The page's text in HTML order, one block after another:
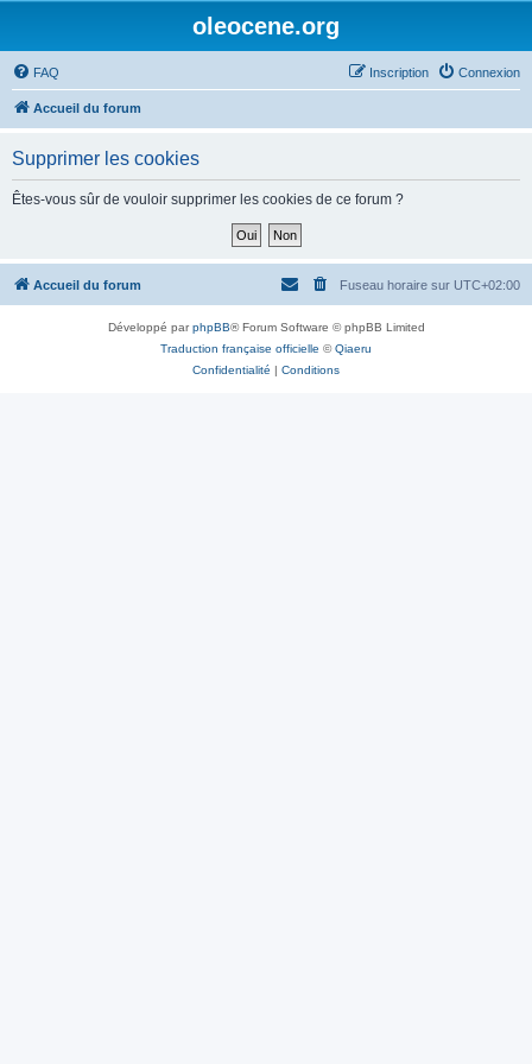
oleocene.org
FAQ Connexion
Inscription
Accueil du forum
Supprimer les cookies
Êtes-vous sûr de vouloir supprimer les cookies de ce forum ?
Accueil du forum Fuseau horaire sur UTC+02:00
Développé parphpBB® Forum Software © phpBB Limited
Traduction française officielle ©Qiaeru
Confidentialité | Conditions